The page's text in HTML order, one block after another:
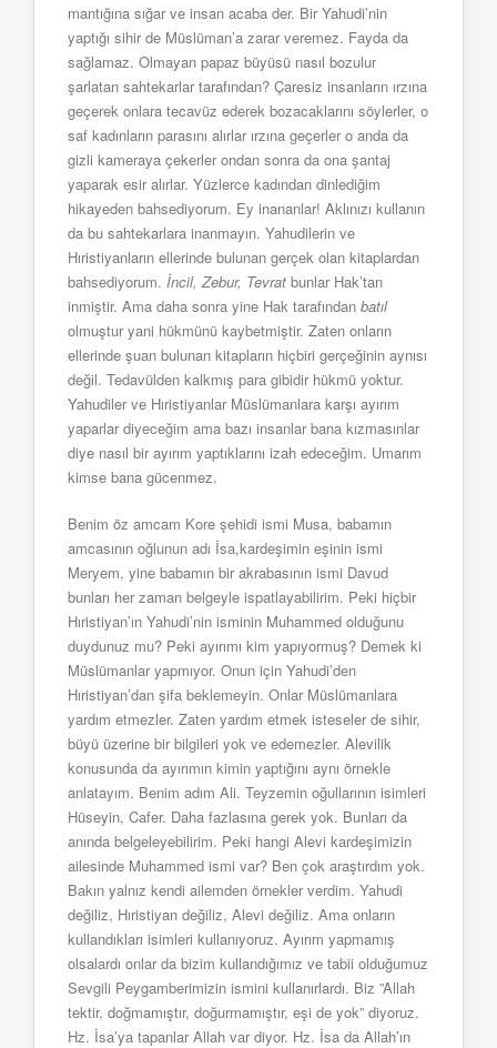
mantığına sığar ve insan acaba der. Bir Yahudi’nin
yaptığı sihir de Müslüman’a zarar veremez. Fayda da
sağlamaz. Olmayan papaz büyüsü nasıl bozulur
şarlatan sahtekarlar tarafından? Çaresiz insanların ırzına
geçerek onlara tecavüz ederek bozacaklarını söylerler, o
saf kadınların parasını alırlar ırzına geçerler o anda da
gizli kameraya çekerler ondan sonra da ona şantaj
yaparak esir alırlar. Yüzlerce kadından dinlediğim
hikayeden bahsediyorum. Ey inananlar! Aklınızı kullanın
da bu sahtekarlara inanmayın. Yahudilerin ve
Hıristiyanların ellerinde bulunan gerçek olan kitaplardan
bahsediyorum. İncil, Zebur, Tevrat bunlar Hak’tan
inmiştir. Ama daha sonra yine Hak tarafından batıl
olmuştur yani hükmünü kaybetmiştir. Zaten onların
ellerinde şuan bulunan kitapların hiçbiri gerçeğinin aynısı
değil. Tedavülden kalkmış para gibidir hükmü yoktur.
Yahudiler ve Hıristiyanlar Müslümanlara karşı ayırım
yaparlar diyeceğim ama bazı insanlar bana kızmasınlar
diye nasıl bir ayırım yaptıklarını izah edeceğim. Umarım
kimse bana gücenmez.
Benim öz amcam Kore şehidi ismi Musa, babamın
amcasının oğlunun adı İsa,kardeşimin eşinin ismi
Meryem, yine babamın bir akrabasının ismi Davud
bunları her zaman belgeyle ispatlayabilirim. Peki hiçbir
Hıristiyan’ın Yahudi’nin isminin Muhammed olduğunu
duydunuz mu? Peki ayırımı kim yapıyormuş? Demek ki
Müslümanlar yapmıyor. Onun için Yahudi’den
Hıristiyan’dan şifa beklemeyin. Onlar Müslümanlara
yardım etmezler. Zaten yardım etmek isteseler de sihir,
büyü üzerine bir bilgileri yok ve edemezler. Alevilik
konusunda da ayırımın kimin yaptığını aynı örnekle
anlatayım. Benim adım Ali. Teyzemin oğullarının isimleri
Hüseyin, Cafer. Daha fazlasına gerek yok. Bunları da
anında belgeleyebilirim. Peki hangi Alevi kardeşimizin
ailesinde Muhammed ismi var? Ben çok araştırdım yok.
Bakın yalnız kendi ailemden örnekler verdim. Yahudi
değiliz, Hıristiyan değiliz, Alevi değiliz. Ama onların
kullandıkları isimleri kullanıyoruz. Ayırım yapmamış
olsalardı onlar da bizim kullandığımız ve tabii olduğumuz
Sevgili Peygamberimizin ismini kullanırlardı. Biz ”Allah
tektir, doğmamıştır, doğurmamıştır, eşi de yok” diyoruz.
Hz. İsa’ya tapanlar Allah var diyor. Hz. İsa da Allah’ın